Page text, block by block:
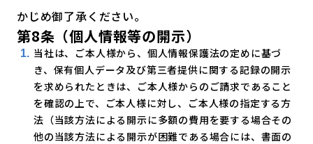
かじめ御了承ください。
第8条（個人情報等の開示）
当社は、ご本人様から、個人情報保護法の定めに基づ
き、保有個人データ及び第三者提供に関する記録の開示
を求められたときは、ご本人様からのご請求であること
を確認の上で、ご本人様に対し、ご本人様の指定する方
法（当該方法による開示に多額の費用を要する場合その
他の当該方法による開示が困難である場合には、書面の